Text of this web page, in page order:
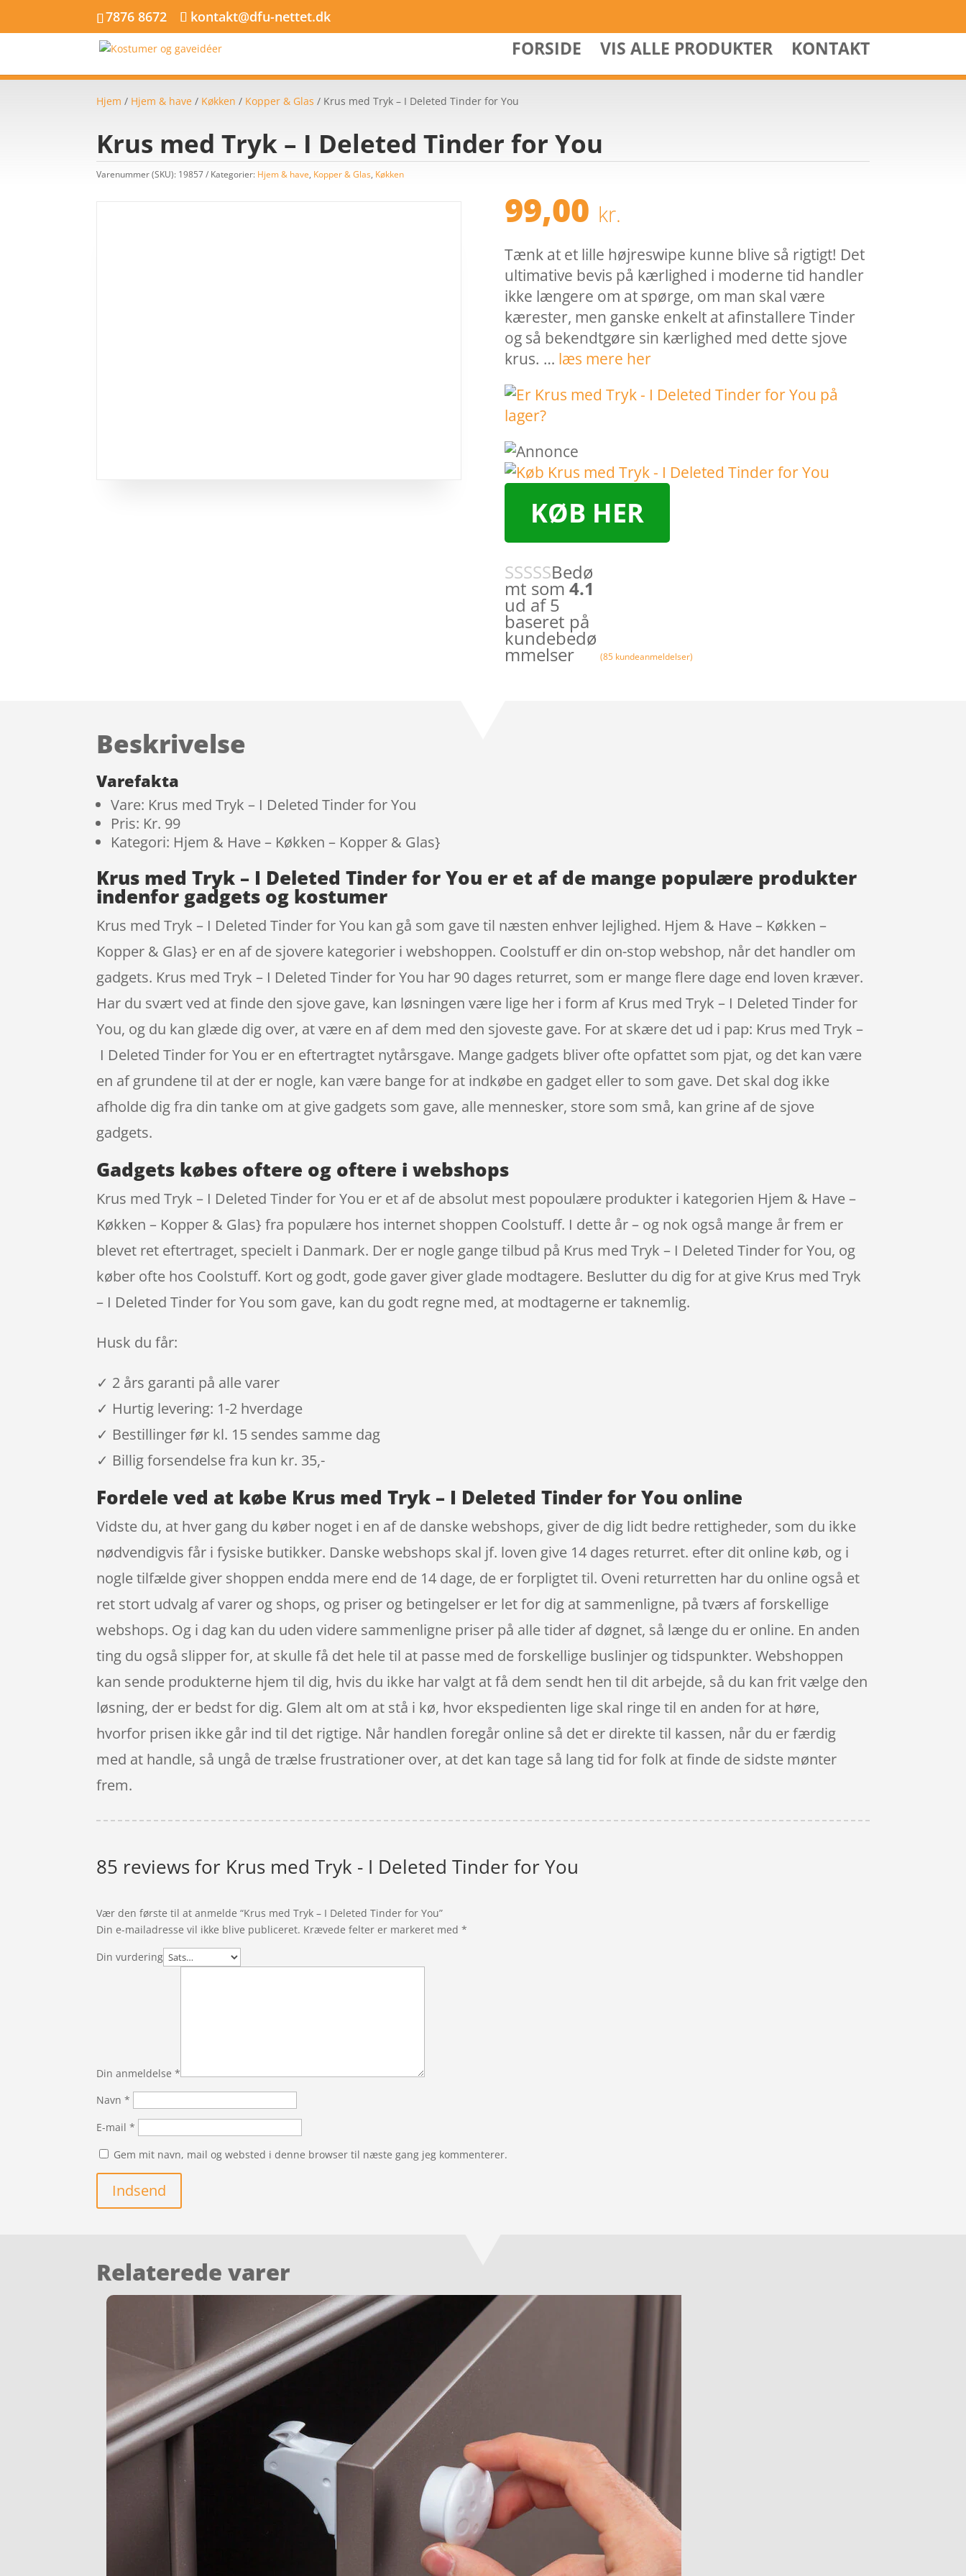
7876 8672 kontakt@dfu-nettet.dk
FORSIDE VIS ALLE PRODUKTER KONTAKT
Hjem / Hjem & have / Køkken / Kopper & Glas / Krus med Tryk – I Deleted Tinder for You
Krus med Tryk – I Deleted Tinder for You
Varenummer (SKU): 19857 Kategorier: Hjem & have, Kopper & Glas, Køkken
99,00 kr.
Tænk at et lille højreswipe kunne blive så rigtigt! Det
ultimative bevis på kærlighed i moderne tid handler
ikke længere om at spørge, om man skal være
kærester, men ganske enkelt at afinstallere Tinder
og så bekendtgøre sin kærlighed med dette sjove
krus. … læs mere her
KØB HER
Bedø
mt som 4.1
ud af 5
baseret på
kundebedø
mmelser (85 kundeanmeldelser)
Beskrivelse
Varefakta
Vare: Krus med Tryk – I Deleted Tinder for You
Pris: Kr. 99
Kategori: Hjem & Have – Køkken – Kopper & Glas}
Krus med Tryk – I Deleted Tinder for You er et af de mange populære produkter
indenfor gadgets og kostumer
Krus med Tryk – I Deleted Tinder for You kan gå som gave til næsten enhver lejlighed. Hjem & Have – Køkken –
Kopper & Glas} er en af de sjovere kategorier i webshoppen. Coolstuff er din on-stop webshop, når det handler om
gadgets. Krus med Tryk – I Deleted Tinder for You har 90 dages returret, som er mange flere dage end loven kræver.
Har du svært ved at finde den sjove gave, kan løsningen være lige her i form af Krus med Tryk – I Deleted Tinder for
You, og du kan glæde dig over, at være en af dem med den sjoveste gave. For at skære det ud i pap: Krus med Tryk –
I Deleted Tinder for You er en eftertragtet nytårsgave. Mange gadgets bliver ofte opfattet som pjat, og det kan være
en af grundene til at der er nogle, kan være bange for at indkøbe en gadget eller to som gave. Det skal dog ikke
afholde dig fra din tanke om at give gadgets som gave, alle mennesker, store som små, kan grine af de sjove
gadgets.
Gadgets købes oftere og oftere i webshops
Krus med Tryk – I Deleted Tinder for You er et af de absolut mest popoulære produkter i kategorien Hjem & Have –
Køkken – Kopper & Glas} fra populære hos internet shoppen Coolstuff. I dette år – og nok også mange år frem er
blevet ret eftertraget, specielt i Danmark. Der er nogle gange tilbud på Krus med Tryk – I Deleted Tinder for You, og
køber ofte hos Coolstuff. Kort og godt, gode gaver giver glade modtagere. Beslutter du dig for at give Krus med Tryk
– I Deleted Tinder for You som gave, kan du godt regne med, at modtagerne er taknemlig.
Husk du får:
✓ 2 års garanti på alle varer
✓ Hurtig levering: 1-2 hverdage
✓ Bestillinger før kl. 15 sendes samme dag
✓ Billig forsendelse fra kun kr. 35,-
Fordele ved at købe Krus med Tryk – I Deleted Tinder for You online
Vidste du, at hver gang du køber noget i en af de danske webshops, giver de dig lidt bedre rettigheder, som du ikke
nødvendigvis får i fysiske butikker. Danske webshops skal jf. loven give 14 dages returret. efter dit online køb, og i
nogle tilfælde giver shoppen endda mere end de 14 dage, de er forpligtet til. Oveni returretten har du online også et
ret stort udvalg af varer og shops, og priser og betingelser er let for dig at sammenligne, på tværs af forskellige
webshops. Og i dag kan du uden videre sammenligne priser på alle tider af døgnet, så længe du er online. En anden
ting du også slipper for, at skulle få det hele til at passe med de forskellige buslinjer og tidspunkter. Webshoppen
kan sende produkterne hjem til dig, hvis du ikke har valgt at få dem sendt hen til dit arbejde, så du kan frit vælge den
løsning, der er bedst for dig. Glem alt om at stå i kø, hvor ekspedienten lige skal ringe til en anden for at høre,
hvorfor prisen ikke går ind til det rigtige. Når handlen foregår online så det er direkte til kassen, når du er færdig
med at handle, så ungå de trælse frustrationer over, at det kan tage så lang tid for folk at finde de sidste mønter
frem.
85 reviews for Krus med Tryk - I Deleted Tinder for You
Vær den første til at anmelde “Krus med Tryk – I Deleted Tinder for You”
Din e-mailadresse vil ikke blive publiceret. Krævede felter er markeret med*
Din vurdering
Din anmeldelse*
Navn*
E-mail*
Gem mit navn, mail og websted i denne browser til næste gang jeg kommenterer.
Indsend
Relaterede varer